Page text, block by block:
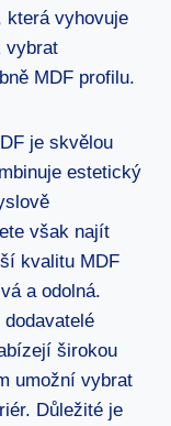
která vyhovuje
vybrat
MDF profilu.
je skvělou
estetický
však najít
kvalitu MDF
a odolná.
širokou
umožní vybrat
Důležité je